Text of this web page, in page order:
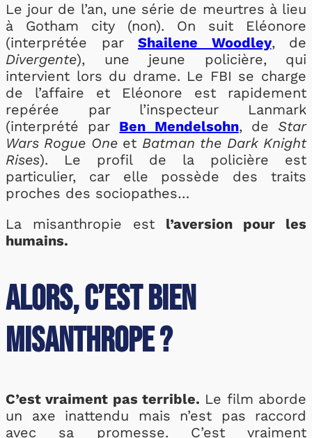
Le jour de l’an, une série de meurtres à lieu
à Gotham city (non). On suit Eléonore
(interprétée par Shailene Woodley, de
Divergente), une jeune policière, qui
intervient lors du drame. Le FBI se charge
de l’affaire et Eléonore est rapidement
repérée par l’inspecteur Lanmark
(interprété par Ben Mendelsohn, de Star
Wars Rogue Oneet Batman the Dark Knight
Rises). Le profil de la policière est
particulier, car elle possède des traits
proches des sociopathes…
La misanthropie est l’aversion pour les
humains.
Alors, c’est bien
Misanthrope ?
C’est vraiment pas terrible. Le film aborde
un axe inattendu mais n’est pas raccord
avec sa promesse. C’est vraiment